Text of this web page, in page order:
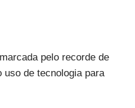
pelo recorde de
uso de tecnologia para